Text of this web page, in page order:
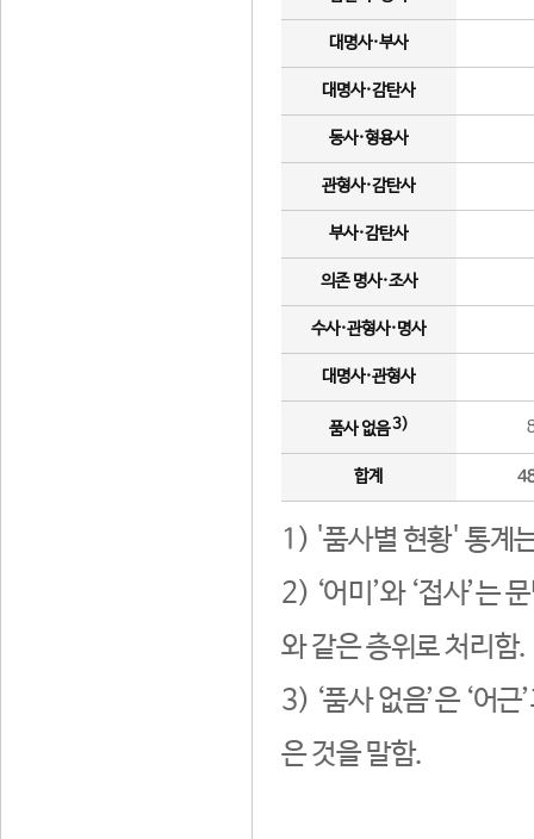
대명사·부사
대명사·감탄사
동사·형용사
관형사·감탄사
부사·감탄사
의존 명사·조사
수사·관형사·명사
대명사·관형사
품사 없음3)
합계
1) '품사별 현황' 통계
2) ‘어미’와 ‘접사’는
와 같은 층위로 처리함.
3) ‘품사 없음’은 ‘어
은 것을 말함.